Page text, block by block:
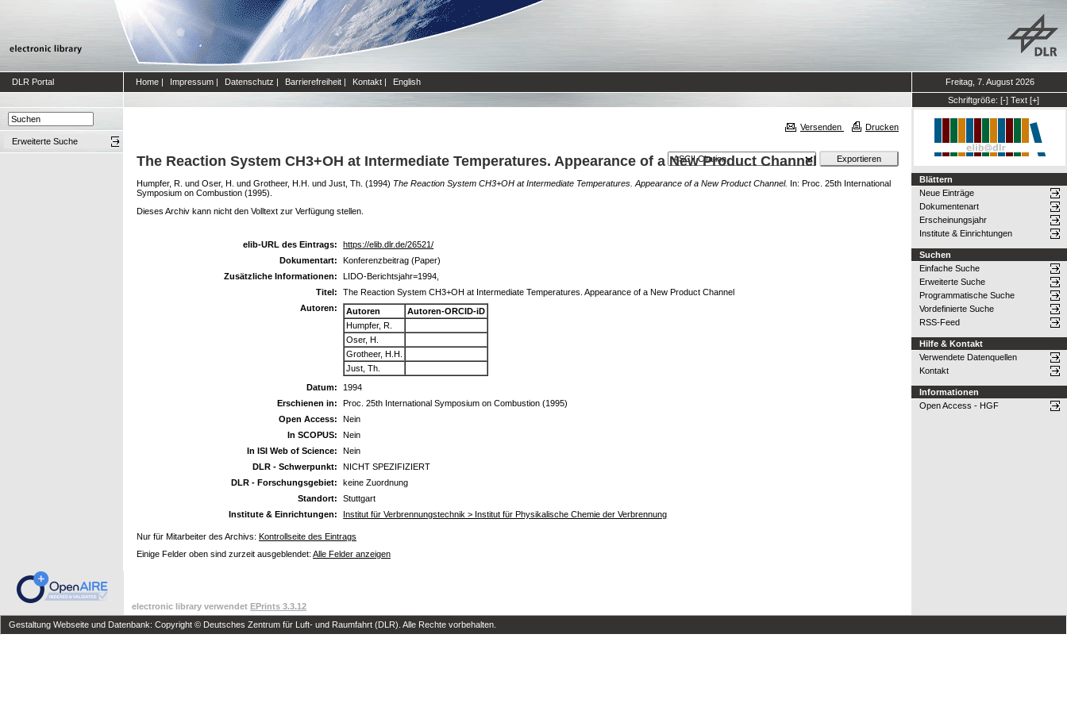
DLR Portal Home | Impressum | Datenschutz | Barrierefreiheit | Kontakt | English
Freitag, 7. August 2026
Schriftgröße: [-] Text [+]
Erweiterte Suche
Versenden Drucken
The Reaction System CH3+OH at Intermediate Temperatures. Appearance of a New Product Channel
Humpfer, R. und Oser, H. und Grotheer, H.H. und Just, Th. (1994) The Reaction System CH3+OH at Intermediate Temperatures. Appearance of a New Product Channel. In: Proc. 25th International
Symposium on Combustion (1995).
Dieses Archiv kann nicht den Volltext zur Verfügung stellen.
elib-URL des Eintrags:
https://elib.dlr.de/26521/
Dokumentart:
Konferenzbeitrag (Paper)
Zusätzliche Informationen:
LIDO-Berichtsjahr=1994,
Titel:
The Reaction System CH3+OH at Intermediate Temperatures. Appearance of a New Product Channel
Autoren:
Autoren
Autoren-ORCID-iD
Humpfer, R.
Oser, H.
Grotheer, H.H.
Just, Th.
Datum:
1994
Erschienen in:
Proc. 25th International Symposium on Combustion (1995)
Open Access:
Nein
In SCOPUS:
Nein
In ISI Web of Science:
Nein
DLR - Schwerpunkt:
NICHT SPEZIFIZIERT
DLR - Forschungsgebiet:
keine Zuordnung
Standort:
Stuttgart
Institute & Einrichtungen:
Institut für Verbrennungstechnik > Institut für Physikalische Chemie der Verbrennung
Nur für Mitarbeiter des Archivs: Kontrollseite des Eintrags
Einige Felder oben sind zurzeit ausgeblendet: Alle Felder anzeigen
Blättern
Neue Einträge
Dokumentenart
Erscheinungsjahr
Institute & Einrichtungen
Suchen
Einfache Suche
Erweiterte Suche
Programmatische Suche
Vordefinierte Suche
RSS-Feed
Hilfe & Kontakt
Verwendete Datenquellen
Kontakt
Informationen
Open Access - HGF
electronic library verwendet EPrints 3.3.12
Gestaltung Webseite und Datenbank: Copyright © Deutsches Zentrum für Luft- und Raumfahrt (DLR). Alle Rechte vorbehalten.